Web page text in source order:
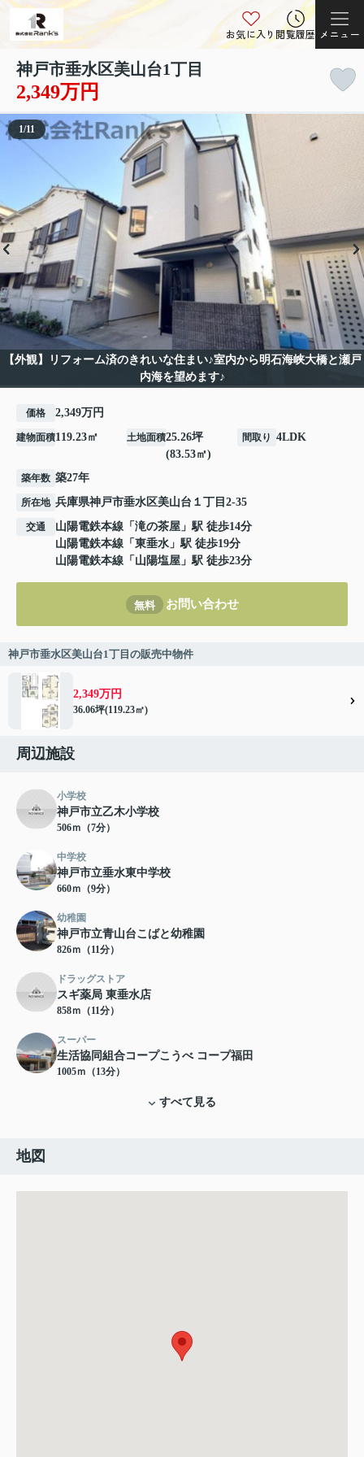
お気に入り閲覧履歴 メニュー
神戸市垂水区美山台1丁目
2,349万円
【外観】リフォーム済のきれいな住まい♪室内から明石海峡大橋と瀬戸
内海を望めます♪
1/11
価格 2,349万円
建物面積119.23㎡ 土地面積25.26坪
(83.53㎡)
間取り 4LDK
築年数 築27年
所在地 兵庫県神戸市垂水区美山台 １丁目2-35
交通 山陽電鉄本線 「 滝の茶屋 」駅 徒歩14分
山陽電鉄本線 「 東垂水 」駅 徒歩19分
山陽電鉄本線 「 山陽塩屋 」駅 徒歩23分
無料 お問い合わせ
神戸市垂水区美山台1丁目の販売中物件
2,349万円
36.06坪(119.23㎡)
周辺施設
小学校
神戸市立乙木小学校
506ｍ（7分）
中学校
神戸市立垂水東中学校
660ｍ（9分）
幼稚園
神戸市立青山台こばと幼稚園
826ｍ（11分）
ドラッグストア
スギ薬局 東垂水店
858ｍ（11分）
スーパー
生活協同組合コープこうべ コープ福田
1005ｍ（13分）
すべて見る
地図